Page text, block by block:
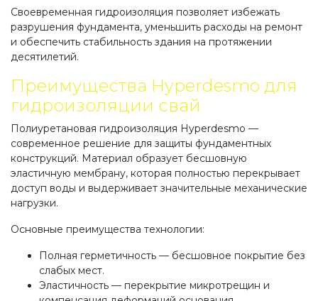
Своевременная гидроизоляция позволяет избежать
разрушения фундамента, уменьшить расходы на ремонт
и обеспечить стабильность здания на протяжении
десятилетий.
Преимущества Hyperdesmo для
гидроизоляции свай
Полиуретановая гидроизоляция Hyperdesmo —
современное решение для защиты фундаментных
конструкций. Материал образует бесшовную
эластичную мембрану, которая полностью перекрывает
доступ воды и выдерживает значительные механические
нагрузки.
Основные преимущества технологии:
Полная герметичность — бесшовное покрытие без
слабых мест.
Эластичность — перекрытие микротрещин и